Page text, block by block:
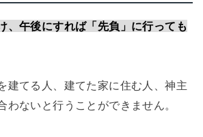
、午後にすれば「先負」に行っても
建てる人、建てた家に住む人、神主
わないと行うことができません。